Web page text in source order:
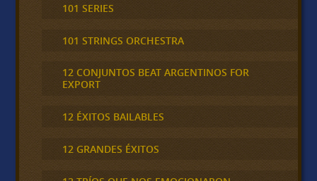
101 SERIES
101 STRINGS ORCHESTRA
12 CONJUNTOS BEAT ARGENTINOS FOR
EXPORT
12 ÉXITOS BAILABLES
12 GRANDES ÉXITOS